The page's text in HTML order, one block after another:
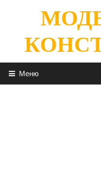
содержимому
Меню